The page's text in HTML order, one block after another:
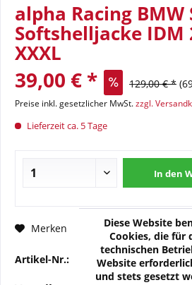
alpha Racing BMW
Softshelljacke IDM
XXXL
39,00 € * 129,00 € *
Preise inkl. gesetzlicher MwSt.zzgl.
Lieferzeit ca. 5 Tage
In den
Merken Fragen zum
Artikel-Nr.: DA-
Diese Website
Cookies, die für
technischen
Website
und stets gesetzt